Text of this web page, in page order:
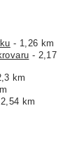
- 1,26 km
- 2,17
km
km